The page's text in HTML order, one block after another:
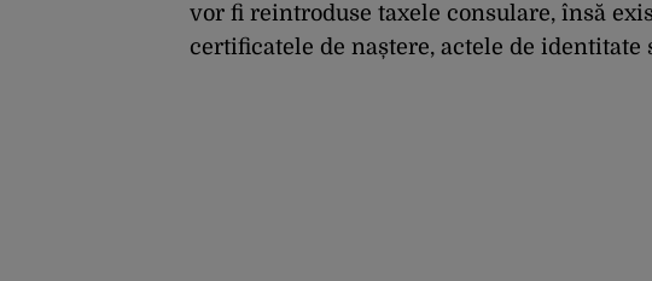
vor fi reintroduse taxele consulare, însă
certificatele de naștere, actele de identitate